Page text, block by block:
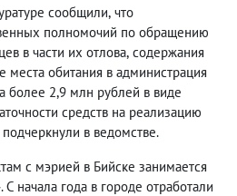
сообщили, что
полномочий по обращению
в части их отлова, содержания
обитания в администрация
более 2,9 млн рублей в виде
средств на реализацию
подчеркнули в ведомстве.
с мэрией в Бийске занимается
начала года в городе отработали